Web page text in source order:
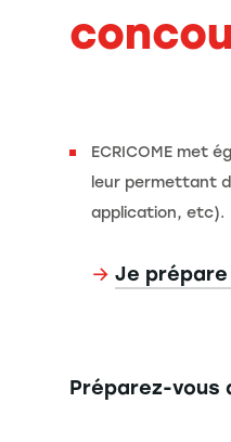
ECRICOME met
leur permettant
application, etc).
→ Je prépare
Préparez-vous